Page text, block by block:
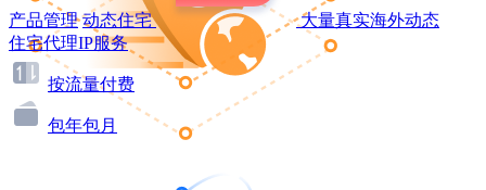
产品管理 动态住宅
大量真实海外动态
住宅代理IP服务
按流量付费
包年包月